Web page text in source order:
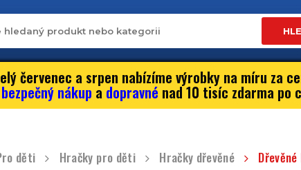
červenec a srpen nabízíme výrobky na míru za
bezpečný nákup a dopravné nad 10 tisíc zdarma po
děti Hračky pro děti Hračky dřevěné